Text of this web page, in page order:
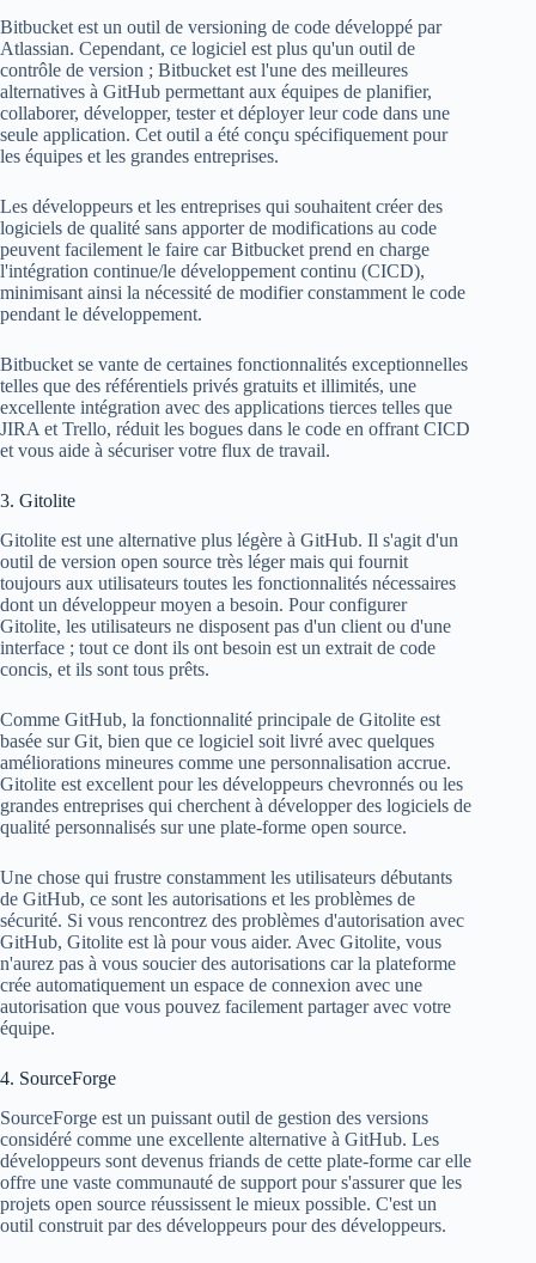
Bitbucket est un outil de versioning de code développé par
Atlassian. Cependant, ce logiciel est plus qu'un outil de
contrôle de version ; Bitbucket est l'une des meilleures
alternatives à GitHub permettant aux équipes de planifier,
collaborer, développer, tester et déployer leur code dans une
seule application. Cet outil a été conçu spécifiquement pour
les équipes et les grandes entreprises.
Les développeurs et les entreprises qui souhaitent créer des
logiciels de qualité sans apporter de modifications au code
peuvent facilement le faire car Bitbucket prend en charge
l'intégration continue/le développement continu (CICD),
minimisant ainsi la nécessité de modifier constamment le code
pendant le développement.
Bitbucket se vante de certaines fonctionnalités exceptionnelles
telles que des référentiels privés gratuits et illimités, une
excellente intégration avec des applications tierces telles que
JIRA et Trello, réduit les bogues dans le code en offrant CICD
et vous aide à sécuriser votre flux de travail.
3. Gitolite
Gitolite est une alternative plus légère à GitHub. Il s'agit d'un
outil de version open source très léger mais qui fournit
toujours aux utilisateurs toutes les fonctionnalités nécessaires
dont un développeur moyen a besoin. Pour configurer
Gitolite, les utilisateurs ne disposent pas d'un client ou d'une
interface ; tout ce dont ils ont besoin est un extrait de code
concis, et ils sont tous prêts.
Comme GitHub, la fonctionnalité principale de Gitolite est
basée sur Git, bien que ce logiciel soit livré avec quelques
améliorations mineures comme une personnalisation accrue.
Gitolite est excellent pour les développeurs chevronnés ou les
grandes entreprises qui cherchent à développer des logiciels de
qualité personnalisés sur une plate-forme open source.
Une chose qui frustre constamment les utilisateurs débutants
de GitHub, ce sont les autorisations et les problèmes de
sécurité. Si vous rencontrez des problèmes d'autorisation avec
GitHub, Gitolite est là pour vous aider. Avec Gitolite, vous
n'aurez pas à vous soucier des autorisations car la plateforme
crée automatiquement un espace de connexion avec une
autorisation que vous pouvez facilement partager avec votre
équipe.
4. SourceForge
SourceForge est un puissant outil de gestion des versions
considéré comme une excellente alternative à GitHub. Les
développeurs sont devenus friands de cette plate-forme car elle
offre une vaste communauté de support pour s'assurer que les
projets open source réussissent le mieux possible. C'est un
outil construit par des développeurs pour des développeurs.